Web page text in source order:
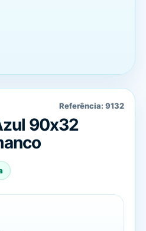
Referência: 9132
90x32